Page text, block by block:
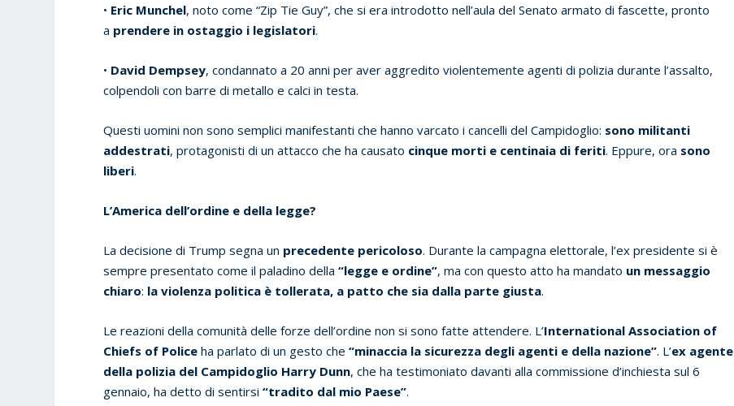
• Eric Munchel, noto come “Zip Tie Guy”, che si era introdotto nell’aula del Senato armato di fascette, pronto
a prendere in ostaggio i legislatori.
• David Dempsey, condannato a 20 anni per aver aggredito violentemente agenti di polizia durante l’assalto,
colpendoli con barre di metallo e calci in testa.
Questi uomini non sono semplici manifestanti che hanno varcato i cancelli del Campidoglio: sono militanti
addestrati, protagonisti di un attacco che ha causato cinque morti e centinaia di feriti. Eppure, ora sono
liberi.
L’America dell’ordine e della legge?
La decisione di Trump segna un precedente pericoloso. Durante la campagna elettorale, l’ex presidente si è
sempre presentato come il paladino della“legge e ordine”, ma con questo atto ha mandato un messaggio
chiaro: la violenza politica è tollerata, a patto che sia dalla parte giusta.
Le reazioni della comunità delle forze dell’ordine non si sono fatte attendere. L’International Association of
Chiefs of Police ha parlato di un gesto che“minaccia la sicurezza degli agenti e della nazione”. L’ex agente
della polizia del Campidoglio Harry Dunn, che ha testimoniato davanti alla commissione d’inchiesta sul 6
gennaio, ha detto di sentirsi“tradito dal mio Paese”.